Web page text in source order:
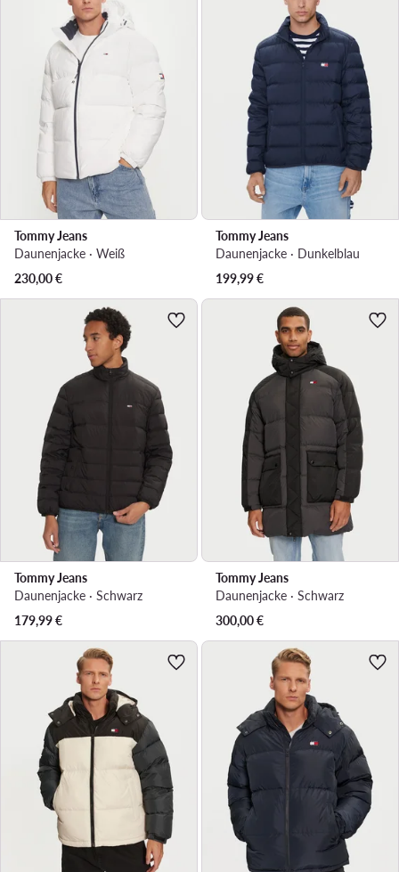
Tommy Jeans
Daunenjacke · Weiß
230,00€
Tommy Jeans
Daunenjacke · Dunkelblau
199,99€
Tommy Jeans
Daunenjacke · Schwarz
179,99€
Tommy Jeans
Daunenjacke · Schwarz
300,00€